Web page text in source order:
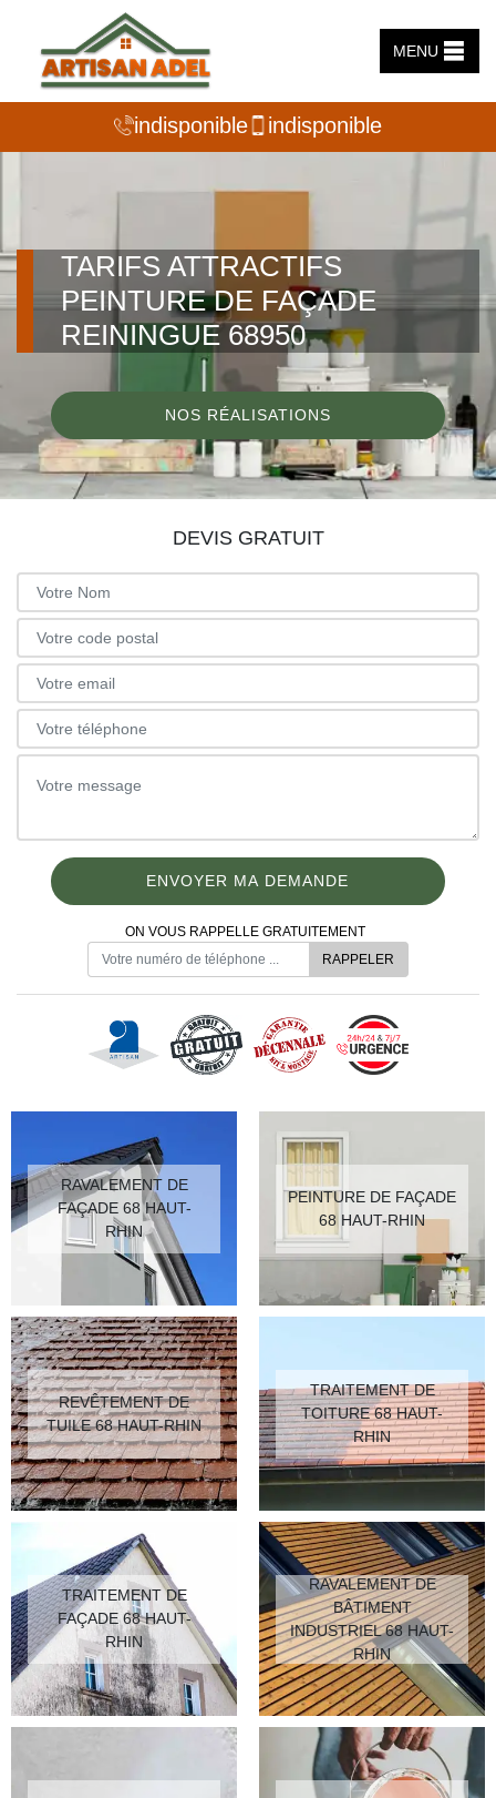
MENU
indisponible indisponible
TARIFS ATTRACTIFS
PEINTURE DE FAÇADE
REININGUE 68950
NOS RÉALISATIONS
DEVIS GRATUIT
ON VOUS RAPPELLE GRATUITEMENT
RAVALEMENT DE
FAÇADE 68 HAUT-
RHIN
PEINTURE DE FAÇADE
68 HAUT-RHIN
REVÊTEMENT DE
TUILE 68 HAUT-RHIN
TRAITEMENT DE
TOITURE 68 HAUT-
RHIN
TRAITEMENT DE
FAÇADE 68 HAUT-
RHIN
RAVALEMENT DE
BÂTIMENT
INDUSTRIEL 68 HAUT-
RHIN